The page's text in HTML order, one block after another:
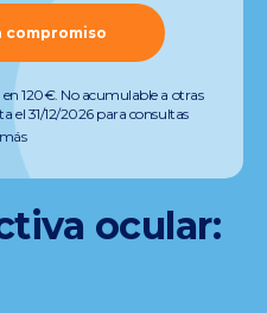
compromiso
en 120€. No acumulable a otras
el 31/12/2026 para consultas
astigmatismo, presbicia y
de otras especialidades).
salvo errores tipográficos u
sanitario NRS
ocular: